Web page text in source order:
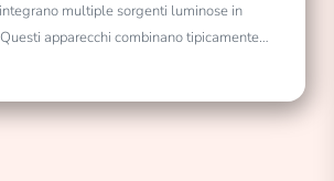
multiple sorgenti luminose in
apparecchi combinano tipicamente